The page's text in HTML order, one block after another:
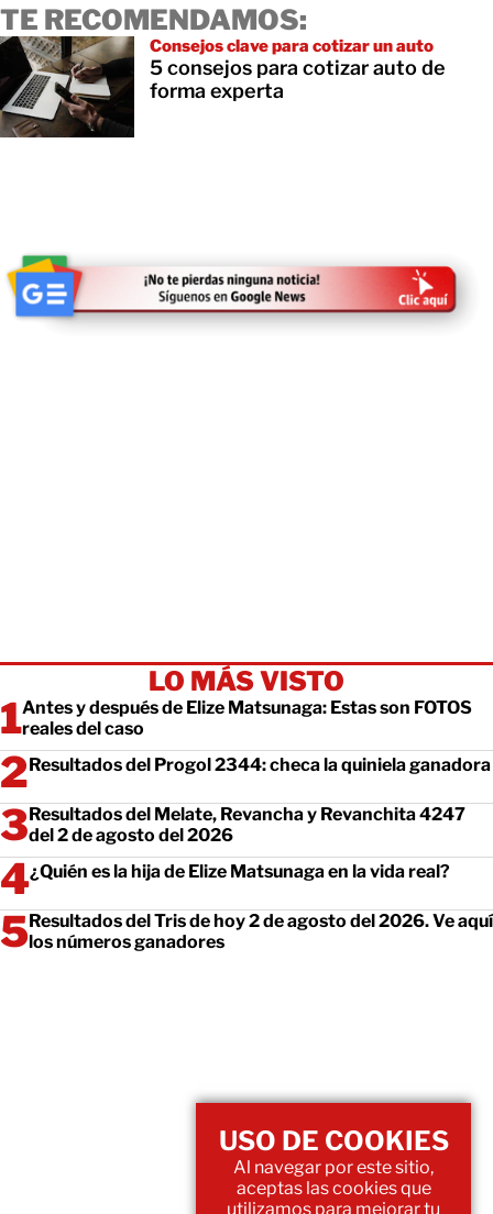
TE RECOMENDAMOS:
Consejos clave para cotizar un auto
5 consejos para cotizar auto de
forma experta
LO MÁS VISTO
Antes y después de Elize Matsunaga: Estas son FOTOS
reales del caso
Resultados del Progol 2344: checa la quiniela ganadora
Resultados del Melate, Revancha y Revanchita 4247
del 2 de agosto del 2026
¿Quién es la hija de Elize Matsunaga en la vida real?
Resultados del Tris de hoy 2 de agosto del 2026. Ve aquí
los números ganadores
USO DE COOKIES
Al navegar por este sitio,
aceptas las cookies que
utilizamos para mejorar tu